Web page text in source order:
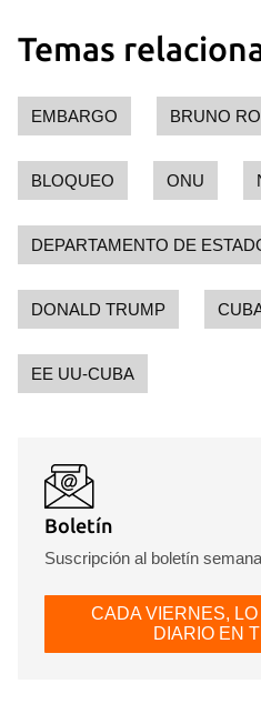
Temas
EMBARGO BRUNO
BLOQUEO ONU
DEPARTAMENTO DE
DONALD TRUMP
EE UU-CUBA
Boletín
Suscripción al boletín
CADA VIERNES,
DIARIO EN